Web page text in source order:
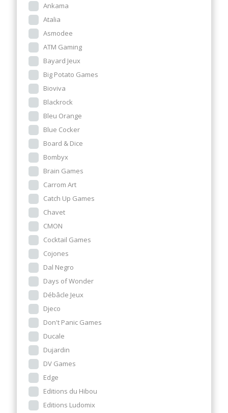
Ankama
Atalia
Asmodee
ATM Gaming
Bayard Jeux
Big Potato Games
Bioviva
Blackrock
Bleu Orange
Blue Cocker
Board & Dice
Bombyx
Brain Games
Carrom Art
Catch Up Games
Chavet
CMON
Cocktail Games
Cojones
Dal Negro
Days of Wonder
Débâcle Jeux
Djeco
Don't Panic Games
Ducale
Dujardin
DV Games
Edge
Editions du Hibou
Editions Ludomix